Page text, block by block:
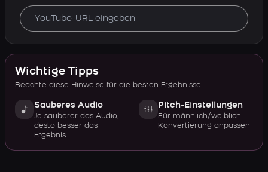
Wichtige Tipps
Beachte diese Hinweise für die besten Ergebnisse
Sauberes Audio
Je sauberer das Audio,
desto besser das
Ergebnis
Pitch-Einstellungen
Für männlich/weiblich-
Konvertierung anpassen